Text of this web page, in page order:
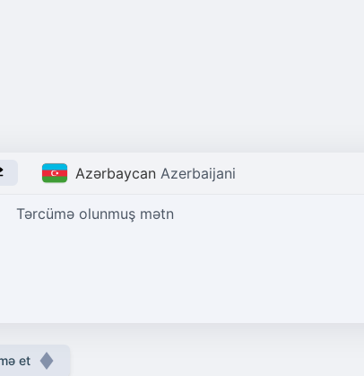
Azərbaycan Azerbaijani
Tərcümə olunmuş mətn
et